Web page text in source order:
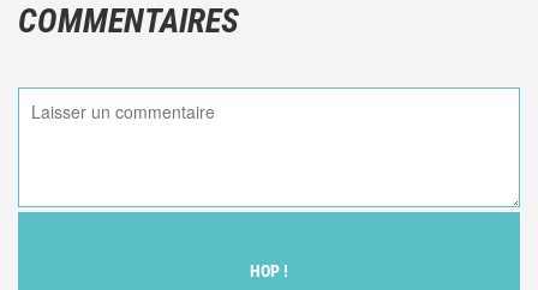
COMMENTAIRES
HOP !